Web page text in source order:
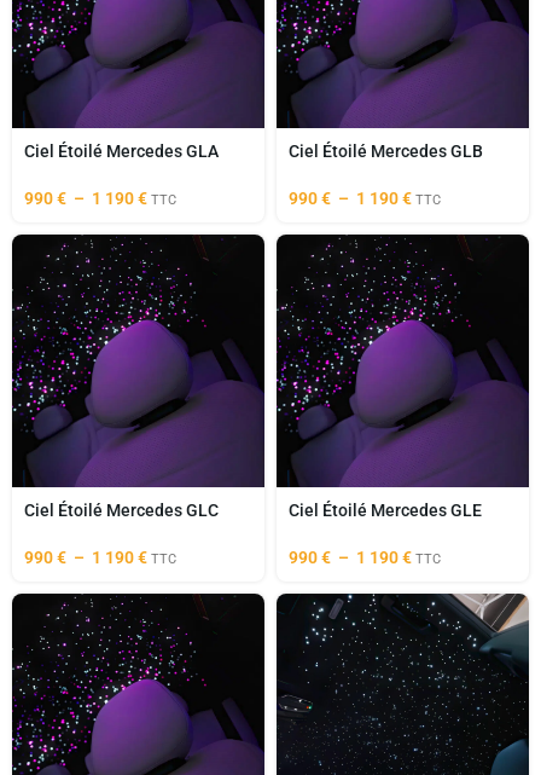
Ciel Étoilé Mercedes GLA
990€ – 1 190€ TTC
Ciel Étoilé Mercedes GLB
990€ – 1 190€ TTC
Ciel Étoilé Mercedes GLC
990€ – 1 190€ TTC
Ciel Étoilé Mercedes GLE
990€ – 1 190€ TTC